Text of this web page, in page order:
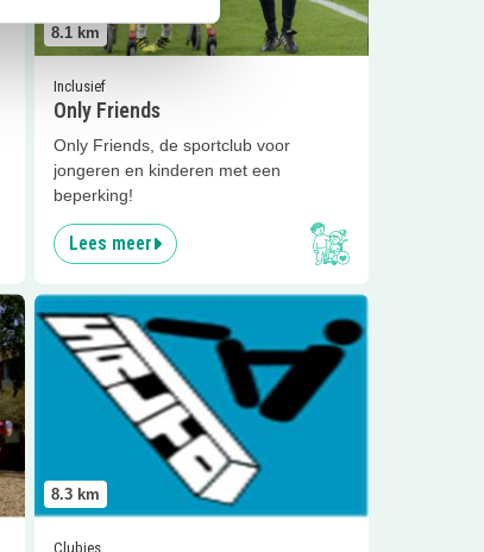
8.1 km
Inclusief
Only Friends
Only Friends, de sportclub voor
jongeren en kinderen met een
beperking!
Lees meer
8.3 km
Clubjes
Lees meer